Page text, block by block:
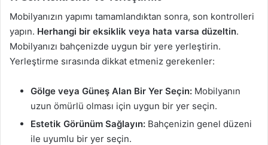
Mobilyanızın yapımı tamamlandıktan sonra, son kontrolleri
yapın. Herhangi bir eksiklik veya hata varsa düzeltin.
Mobilyanızı bahçenizde uygun bir yere yerleştirin.
Yerleştirme sırasında dikkat etmeniz gerekenler:
Gölge veya Güneş Alan Bir Yer Seçin: Mobilyanın
uzun ömürlü olması için uygun bir yer seçin.
Estetik Görünüm Sağlayın: Bahçenizin genel düzeni
ile uyumlu bir yer seçin.